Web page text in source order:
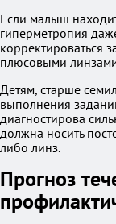
Если малыш
гиперметропия
корректироваться
плюсовыми
Детям, старше
выполнения
диагностирова
должна носить
либо линз.
Прогноз